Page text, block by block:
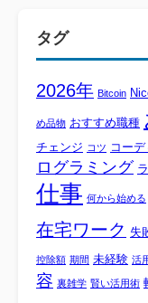
タグ
2026年 Bitcoin
め品物 おすすめ職種
チェンジ コツ コー
ログラミング
仕事 何から始める
在宅ワーク 失
控除額 期間 未経験 活
容 裏雑学 賢い活用術